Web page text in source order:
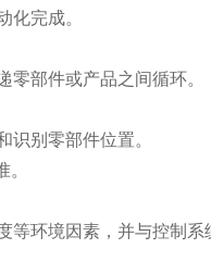
完成。
部件或产品之间循环。
别零部件位置。
环境因素，并与控制系